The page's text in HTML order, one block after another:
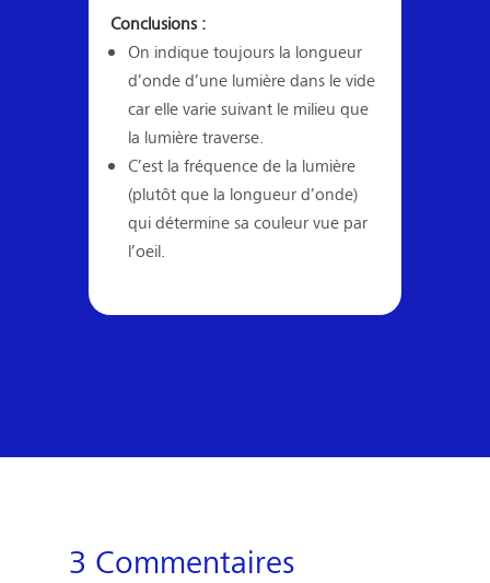
Conclusions :
On indique toujours la longueur
d’onde d’une lumière dans le vide
car elle varie suivant le milieu que
la lumière traverse.
C’est la fréquence de la lumière
(plutôt que la longueur d’onde)
qui détermine sa couleur vue par
l’oeil.
3 Commentaires